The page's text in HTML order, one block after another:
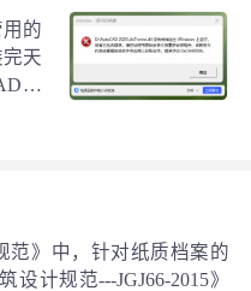
的
天
也
范》中，针对纸质档案的
计规范---JGJ66-2015》